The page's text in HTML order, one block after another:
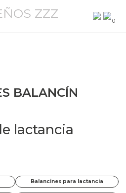
BALANCÍN
lactancia
Balancines para lactancia
0